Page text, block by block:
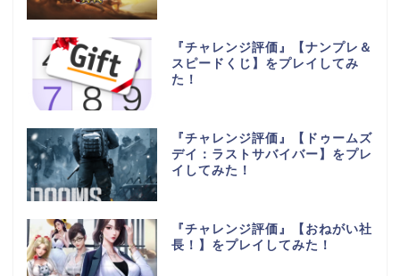
『チャレンジ評価』【ナンプレ＆
スピードくじ】をプレイしてみ
た！
『チャレンジ評価』【ドゥームズ
デイ：ラストサバイバー】をプレ
イしてみた！
『チャレンジ評価』【おねがい社
長！】をプレイしてみた！